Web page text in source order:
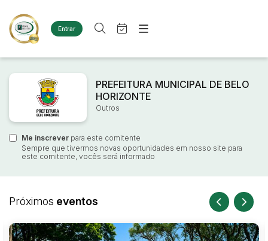
Entrar
Criar conta Entrar
Site
Agenda
Quem Somos
Contato
Busca por categoria
Diversos
Terreno
Materiais/Equipamentos
Sucata Ferrosa
Busca por palavra-chave
Categoria
Estados Cidade
Judiciais Extrajudiciais
Quem Somos
Eventos
PREFEITURA MUNICIPAL DE BELO
HORIZONTE
Outros
Me inscrever para este comitente
Sempre que tivermos novas oportunidades em nosso site para
este comitente, vocês será informado
Próximos eventos